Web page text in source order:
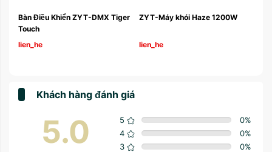
Bàn Điều Khiển ZYT-DMX Tiger
lien_he
ZYT-Máy khói Haze 1200W
lien_he
Khách hàng đánh giá
5.0 5 0%
4
0%
3
0%